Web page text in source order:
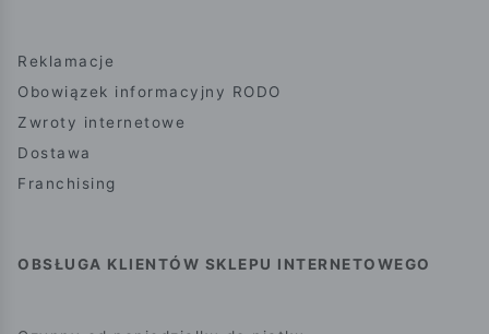
Reklamacje
Obowiązek informacyjny RODO
Zwroty internetowe
Dostawa
Franchising
OBSŁUGA KLIENTÓW SKLEPU INTERNETOWEGO